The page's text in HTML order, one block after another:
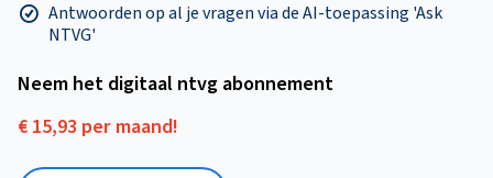
Antwoorden op al je vragen via de AI-toepassing 'Ask
NTVG'
Neem het digitaal ntvg abonnement
€ 15,93 per maand!